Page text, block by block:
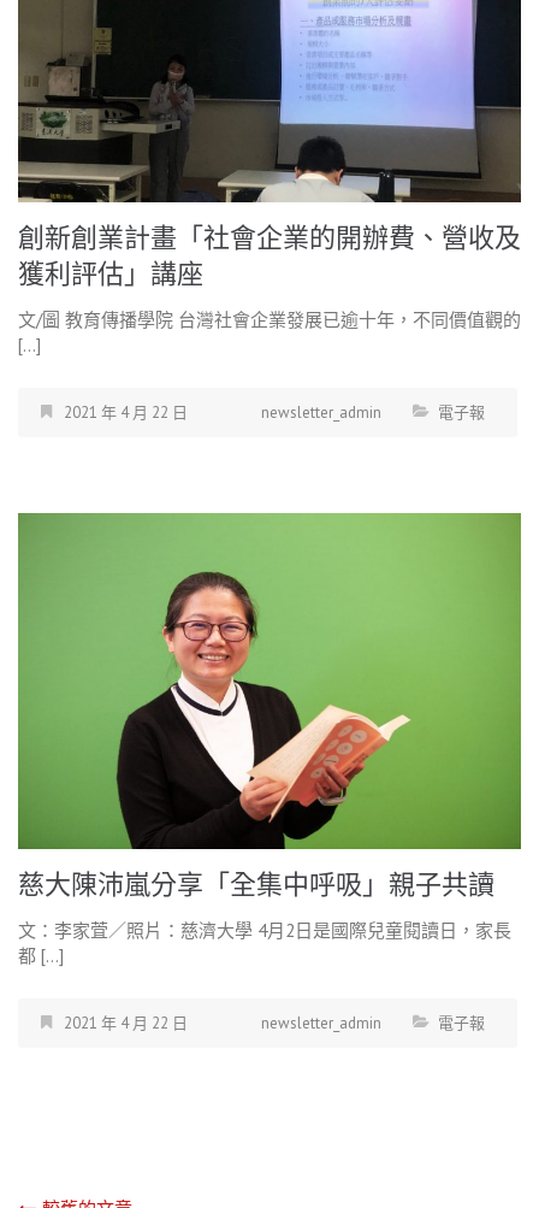
創新創業計畫「社會企業的開辦費、營收及
獲利評估」講座
文/圖 教育傳播學院 台灣社會企業發展已逾十年，不同價值觀的
[…]
2021 年 4 月 22 日 newsletter_admin 電子報
慈大陳沛嵐分享「全集中呼吸」親子共讀
文：李家萓／照片：慈濟大學 4月2日是國際兒童閱讀日，家長
都 […]
2021 年 4 月 22 日 newsletter_admin 電子報